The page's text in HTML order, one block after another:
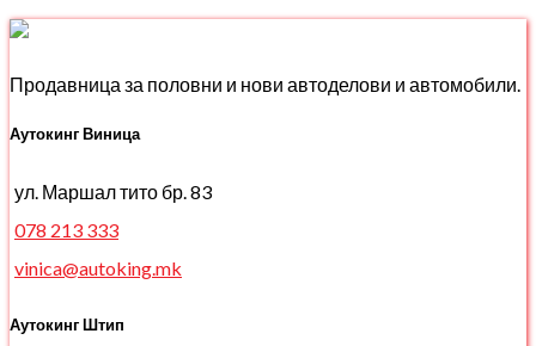
Продавница за половни и нови автоделови и автомобили.
Аутокинг Виница
ул. Маршал тито бр. 83
078 213 333
vinica@autoking.mk
Аутокинг Штип